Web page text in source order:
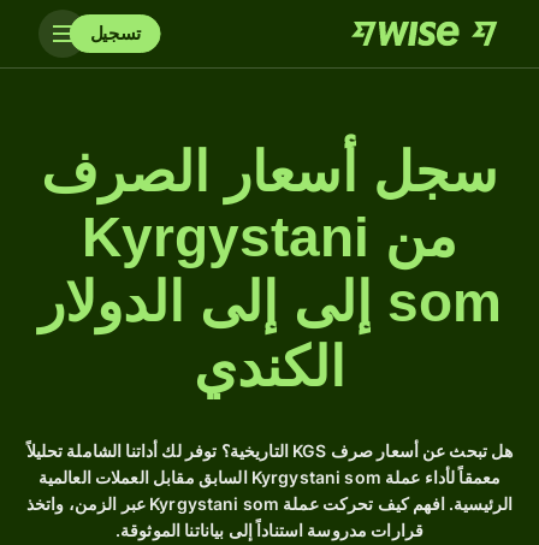
تسجيل
سجل أسعار الصرف
من Kyrgystani
som إلى إلى الدولار
الكندي
هل تبحث عن أسعار صرف KGS التاريخية؟ توفر لك أداتنا الشاملة تحليلاً
معمقاً لأداء عملة Kyrgystani som السابق مقابل العملات العالمية
الرئيسية. افهم كيف تحركت عملة Kyrgystani som عبر الزمن، واتخذ
قرارات مدروسة استناداً إلى بياناتنا الموثوقة.